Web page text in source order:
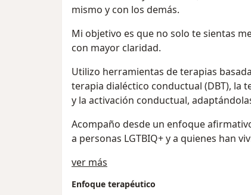
mismo y con los demás.
Mi objetivo es que no solo te sientas
con mayor claridad.
Utilizo herramientas de terapias
terapia dialéctico conductual (DBT), la
y la activación conductual,
Acompaño desde un enfoque
a personas LGTBIQ+ y a quienes han
ver más
Enfoque terapéutico